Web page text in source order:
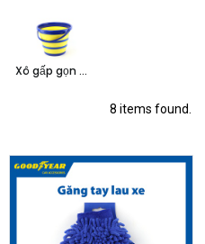
Xô gấp gọn GOODYEAR
8 items found.